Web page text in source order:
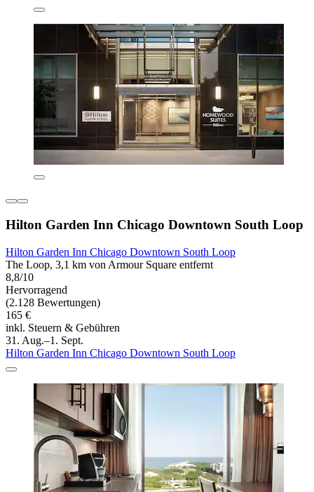
Hilton Garden Inn Chicago Downtown South Loop
Hilton Garden Inn Chicago Downtown South Loop
The Loop, 3,1 km von Armour Square entfernt
8,8/10
Hervorragend
(2.128 Bewertungen)
165 €
inkl. Steuern & Gebühren
31. Aug.–1. Sept.
Hilton Garden Inn Chicago Downtown South Loop